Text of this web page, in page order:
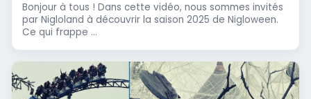
Bonjour à tous ! Dans cette vidéo, nous sommes invités
par Nigloland à découvrir la saison 2025 de Nigloween.
Ce qui frappe ...